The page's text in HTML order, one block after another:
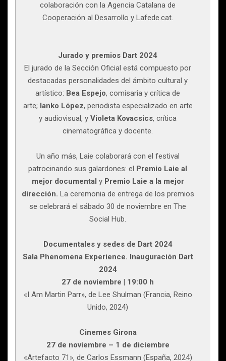
colaboración con la Agencia Catalana de
Cooperación al Desarrollo y Lafede.cat.
Jurado y premios Dart 2024
El jurado de la Sección Oficial está compuesto por
destacadas personalidades del ámbito cultural y
artístico: Bea Espejo, comisaria y crítica de
arte; Ianko López, periodista especializado en arte
y audiovisual, y Violeta Kovacsics, crítica
cinematográfica y docente.
Un año más, Laie colaborará con el festival
patrocinando sus galardones: el Premio Laie al
mejor documental y Premio Laie a la mejor
dirección. La ceremonia de entrega de los premios
se celebrará el sábado 30 de noviembre en The
Social Hub.
Documentales y sedes de Dart 2024
Sala Phenomena Experience. Inauguración Dart
2024
27 de noviembre | 19:00 h
«I Am Martin Parr», de Lee Shulman (Francia, Reino
Unido, 2024)
Cinemes Girona
27 de noviembre – 1 de diciembre
«Artefacto 71», de Carlos Essmann (España, 2024)